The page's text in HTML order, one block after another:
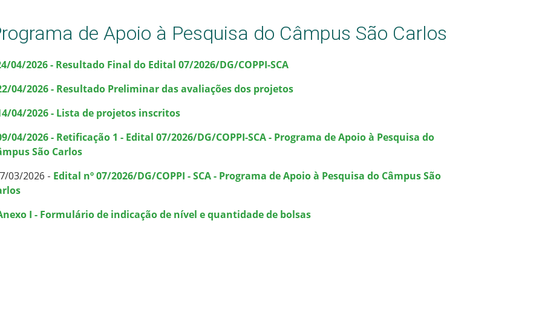
de Apoio à Pesquisa do Câmpus São Carlos
04/2026 - Resultado Final do Edital 07/2026/DG/COPPI-SCA
04/2026 - Resultado Preliminar das avaliações dos projetos
04/2026 - Lista de projetos inscritos
04/2026 - Retificação 1 - Edital 07/2026/DG/COPPI-SCA - Programa de Apoio à Pesquisa do
São Carlos
03/2026 - Edital nº 07/2026/DG/COPPI - SCA - Programa de Apoio à Pesquisa do Câmpus São
I - Formulário de indicação de nível e quantidade de bolsas